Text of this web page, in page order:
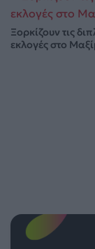
Ξορκίζουν τις
εκλογές στο